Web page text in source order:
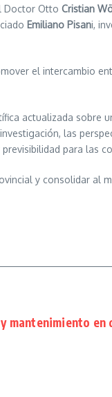
Doctor Otto Cristian
Emiliano Pisani,
el intercambio
actualizada sobre
las
para las
y consolidar al
mantenimiento